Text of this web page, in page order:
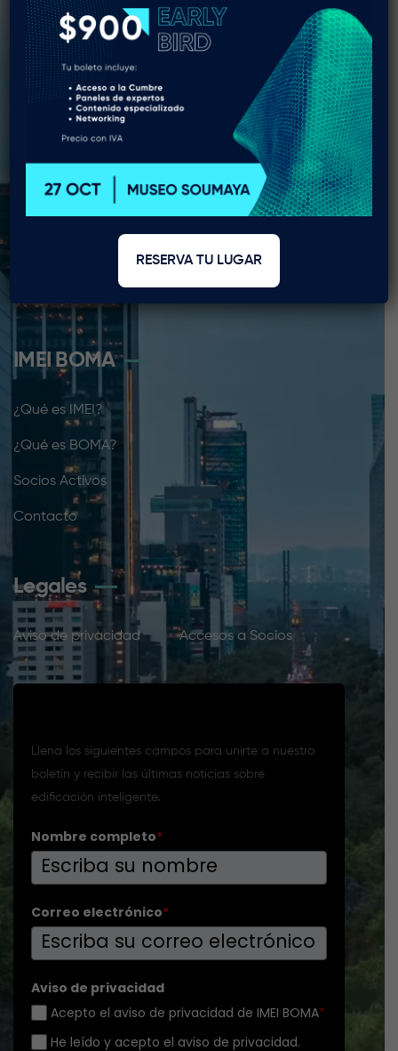
Homero 229 - Interior 501 Col. Polanco V Sección C.P.
11560 Alcaldía Miguel Hidalgo, CDMX
Coordinación IMEI BOMA
coordinacion@imei.org.mx
IMEI BOMA
¿Qué es IMEI?
¿Qué es BOMA?
Socios Activos
Contacto
Legales
Aviso de privacidad Accesos a Socios
Llena los siguientes campos para unirte a nuestro
boletín y recibir las últimas noticias sobre
edificación inteligente.
Nombre completo*
Correo electrónico*
Aviso de privacidad
Acepto el aviso de privacidad de IMEI BOMA*
He leído y acepto el aviso de privacidad.
RESERVA TU LUGAR